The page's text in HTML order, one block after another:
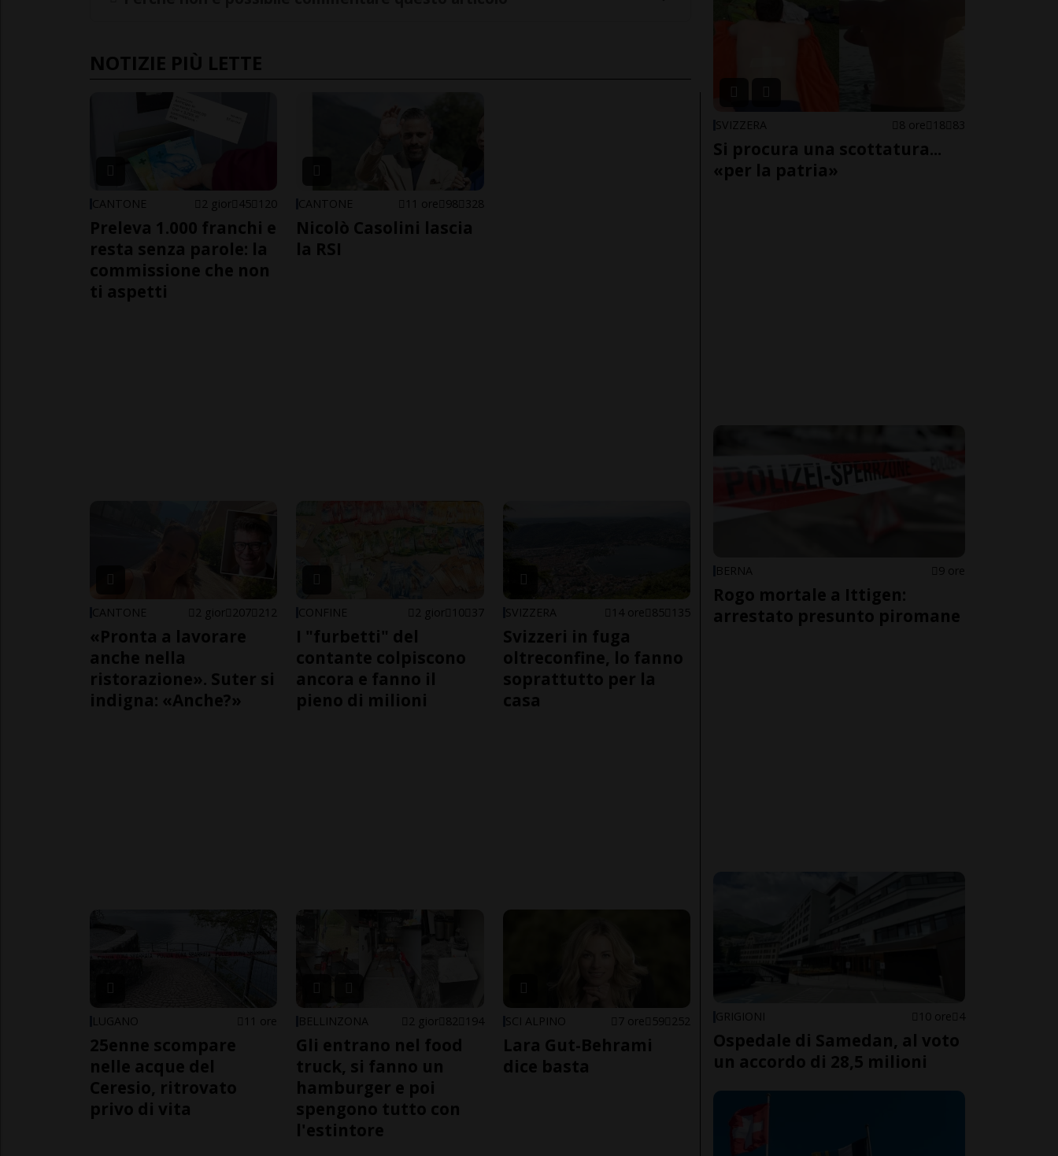
NOTIZIE PIÙ LETTE
CANTONE 2 gior 45 120
Preleva 1.000 franchi e
resta senza parole: la
commissione che non
ti aspetti
CANTONE 11 ore 98 328
Nicolò Casolini lascia
la RSI
CANTONE 2 gior 207 212
«Pronta a lavorare
anche nella
ristorazione». Suter si
indigna: «Anche?»
CONFINE 2 gior 10 37
I "furbetti" del
contante colpiscono
ancora e fanno il
pieno di milioni
SVIZZERA 14 ore 85 135
Svizzeri in fuga
oltreconfine, lo fanno
soprattutto per la
casa
LUGANO 11 ore
25enne scompare
nelle acque del
Ceresio, ritrovato
privo di vita
BELLINZONA 2 gior 82 194
Gli entrano nel food
truck, si fanno un
hamburger e poi
spengono tutto con
l'estintore
SCI ALPINO 7 ore 59 252
Lara Gut-Behrami
dice basta
SVIZZERA 8 ore 18 83
Si procura una scottatura...
«per la patria»
BERNA 9 ore
Rogo mortale a Ittigen:
arrestato presunto piromane
GRIGIONI 10 ore 4
Ospedale di Samedan, al voto
un accordo di 28,5 milioni